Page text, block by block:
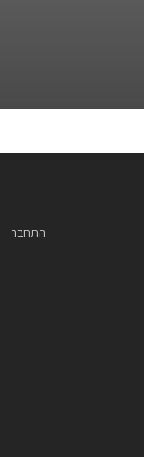
התחבר